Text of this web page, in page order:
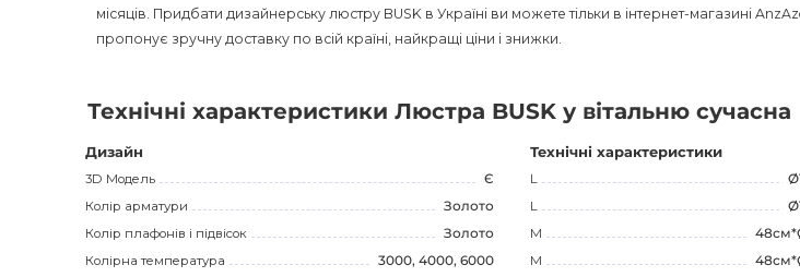
місяців. Придбати дизайнерську люстру BUSK в Україні ви можете тільки в інтернет-магазині
пропонує зручну доставку по всій країні, найкращі ціни і знижки.
Технічні характеристики Люстра BUSK у вітальню сучасна
Дизайн
3D Модель
Є
Колір арматури
Золото
Колір плафонів і підвісок
Золото
Колірна температура
3000, 4000, 6000
Технічні характеристики
L
L
M
M